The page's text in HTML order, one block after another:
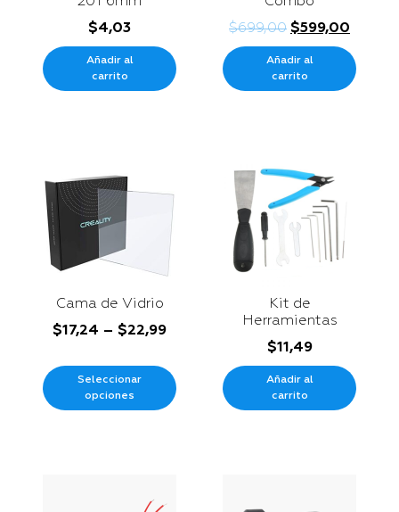
$4,03
Añadir al
carrito
$699,00 $599,00
Añadir al
carrito
Cama de Vidrio
$17,24 – $22,99
Seleccionar
opciones
Kit de
Herramientas
$11,49
Añadir al
carrito